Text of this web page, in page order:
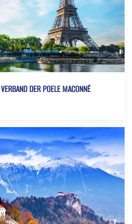
DER POELE MACONNÉ